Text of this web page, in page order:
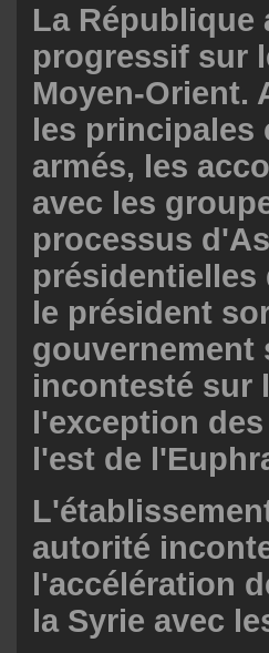
La République
progressif sur
Moyen-Orient.
les principales
armés, les
avec les
processus
présidentielles
le président
gouvernement
incontesté sur
l'exception
l'est de
autorité
l'accélération
la Syrie avec